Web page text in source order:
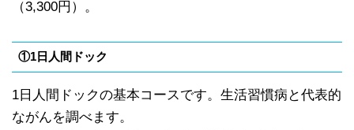
（3,300円）。
①1日人間ドック
1日人間ドックの基本コースです。生活習慣病と代表的
ながんを調べます。